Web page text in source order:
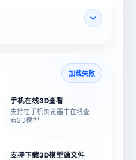
加载失败
手机在线3D查看
支持在手机浏览器中在线查
看3D模型
支持下载3D模型源文件